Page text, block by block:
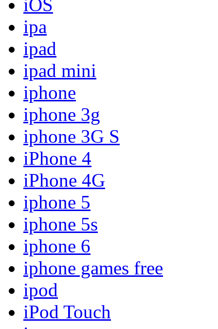
iOS
ipa
ipad
ipad mini
iphone
iphone 3g
iphone 3G S
iPhone 4
iPhone 4G
iphone 5
iphone 5s
iphone 6
iphone games free
ipod
iPod Touch